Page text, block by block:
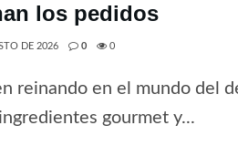
los pedidos
DE 2026 0 0
reinando en el mundo del
gourmet y...